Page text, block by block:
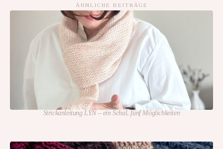
ÄHNLICHE BEITRÄGE
Strickanleitung LYN – ein Schal, fünf Möglichkeiten